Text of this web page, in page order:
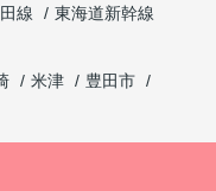
線
東海道新幹線
米津
豊田市